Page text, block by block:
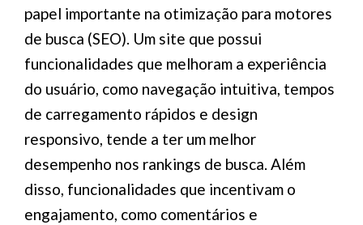
papel importante na otimização para motores
de busca (SEO). Um site que possui
funcionalidades que melhoram a experiência
do usuário, como navegação intuitiva, tempos
de carregamento rápidos e design
responsivo, tende a ter um melhor
desempenho nos rankings de busca. Além
disso, funcionalidades que incentivam o
engajamento, como comentários e